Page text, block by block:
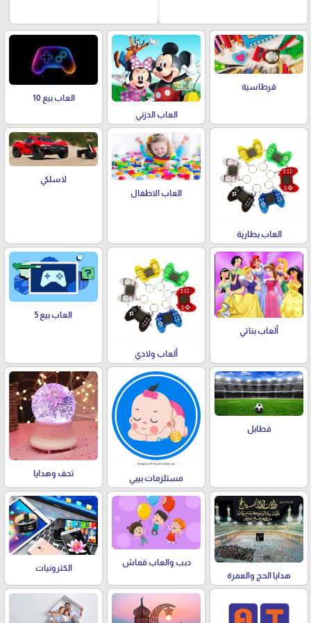
قرطاسية
العاب الدزني
العاب بيع 10
العاب بطارية
العاب الاطفال
لاسلكي
ألعاب بناتي
ألعاب ولادي
العاب بيع 5
فطابل
مستلزمات بيبي
تحف وهدايا
هدايا الحج والعمرة
دبب والعاب قماش
الكترونيات